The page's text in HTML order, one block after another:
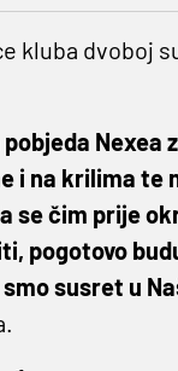
kluba dvoboj
i na krilima
se čim prije
pogotovo
susret u